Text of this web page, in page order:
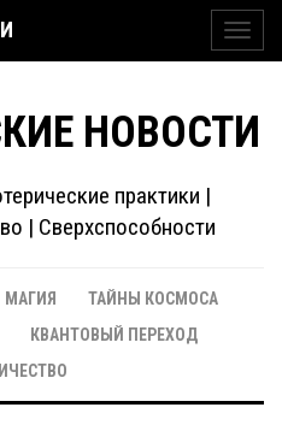
НОВОСТИ
практики |
| Сверхспособности
МАГИЯ
ТАЙНЫ КОСМОСА
КВАНТОВЫЙ ПЕРЕХОД